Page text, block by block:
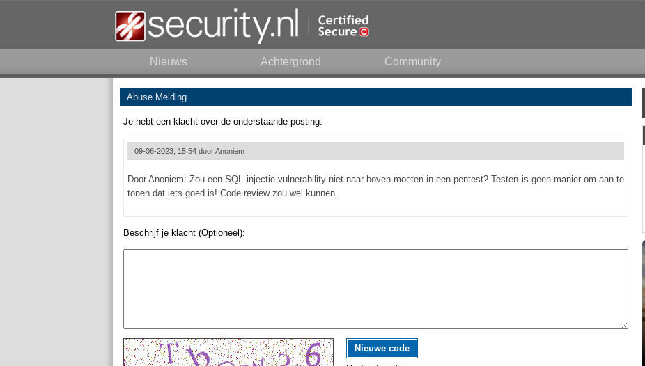
Nieuws Achtergrond Community
Abuse Melding
Je hebt een klacht over de onderstaande posting:
09-06-2023, 15:54 doorAnoniem
Door Anoniem: Zou een SQL injectie vulnerability niet naar boven moeten in een pentest? Testen is geen manier om aan te
tonen dat iets goed is! Code review zou wel kunnen.
Beschrijf je klacht (Optioneel):
Nieuwe code